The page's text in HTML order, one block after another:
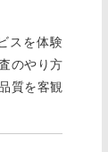
スを体験
のやり方
質を客観